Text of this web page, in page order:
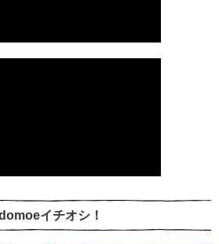
イチオシ！